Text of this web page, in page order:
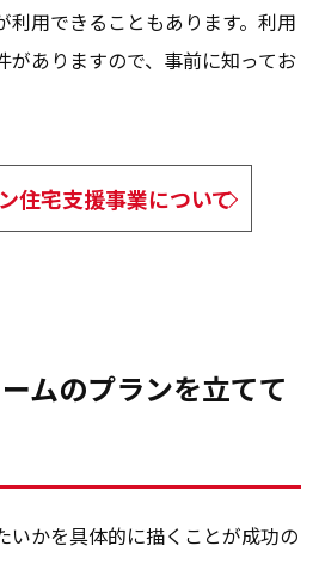
利用できることもあります。利用
がありますので、事前に知ってお
住宅支援事業について
ムのプランを立てて
いかを具体的に描くことが成功の